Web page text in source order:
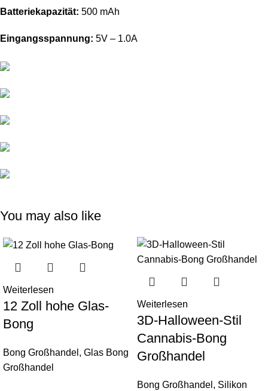
Batteriekapazität: 500 mAh
Eingangsspannung: 5V – 1.0A
You may also like
Weiterlesen
12 Zoll hohe Glas-
Bong
Bong Großhandel , Glas Bong
Großhandel
Weiterlesen
3D-Halloween-Stil
Cannabis-Bong
Großhandel
Bong Großhandel , Silikon